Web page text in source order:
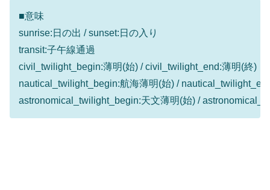
■意味
sunrise:日の出 / sunset:日の入り
transit:子午線通過
civil_twilight_begin:薄明(始) / civil_twilight_end:薄明(終)
nautical_twilight_begin:航海薄明(始) /
astronomical_twilight_begin:天文薄明(始) /